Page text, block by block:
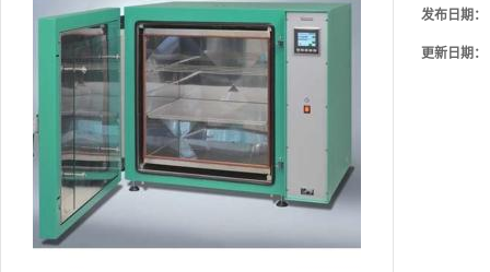
发布日期：
更新日期：